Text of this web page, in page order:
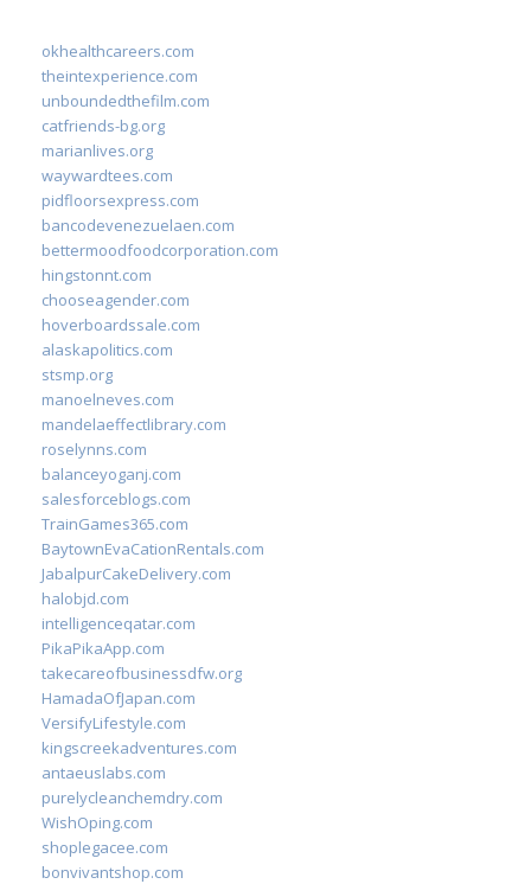
okhealthcareers.com
theintexperience.com
unboundedthefilm.com
catfriends-bg.org
marianlives.org
waywardtees.com
pidfloorsexpress.com
bancodevenezuelaen.com
bettermoodfoodcorporation.com
hingstonnt.com
chooseagender.com
hoverboardssale.com
alaskapolitics.com
stsmp.org
manoelneves.com
mandelaeffectlibrary.com
roselynns.com
balanceyoganj.com
salesforceblogs.com
TrainGames365.com
BaytownEvaCationRentals.com
JabalpurCakeDelivery.com
halobjd.com
intelligenceqatar.com
PikaPikaApp.com
takecareofbusinessdfw.org
HamadaOfJapan.com
VersifyLifestyle.com
kingscreekadventures.com
antaeuslabs.com
purelycleanchemdry.com
WishOping.com
shoplegacee.com
bonvivantshop.com